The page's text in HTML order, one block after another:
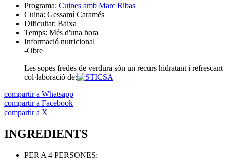
Programa: Cuines amb Marc Ribas
Cuina: Gessamí Caramés
Dificultat: Baixa
Temps: Més d'una hora
Informació nutricional
-Obre
Les sopes fredes de verdura són un recurs hidratant i
col·laboració de:
compartir a Whatsapp
compartir a Facebook
compartir a X
INGREDIENTS
PER A 4 PERSONES: